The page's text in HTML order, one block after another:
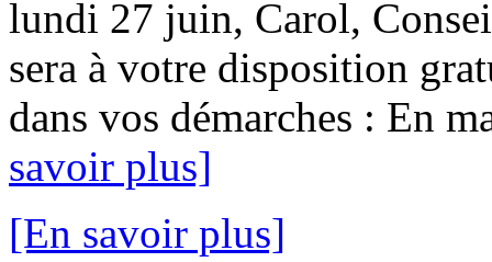
lundi 27 juin, Carol,
sera à votre disposition
dans vos démarches : En
savoir plus]
[En savoir plus]